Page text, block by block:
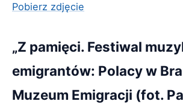
Pobierz zdjęcie
„Z pamięci. Festiwal
emigrantów: Polacy w
Muzeum Emigracji (fot.